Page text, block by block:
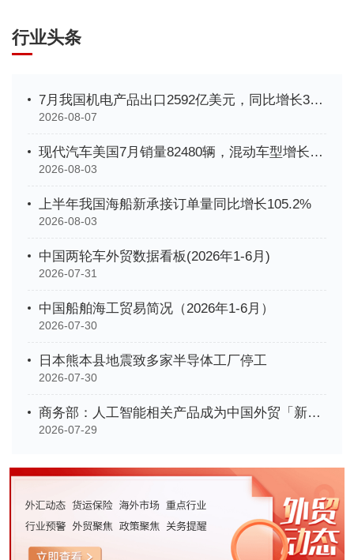
行业头条
7月我国机电产品出口2592亿美元，同比增长33.9%
2026-08-07
现代汽车美国7月销量82480辆，混动车型增长35%创新高
2026-08-03
上半年我国海船新承接订单量同比增长105.2%
2026-08-03
中国两轮车外贸数据看板(2026年1-6月)
2026-07-31
中国船舶海工贸易简况（2026年1-6月）
2026-07-30
日本熊本县地震致多家半导体工厂停工
2026-07-30
商务部：人工智能相关产品成为中国外贸「新名片」
2026-07-29